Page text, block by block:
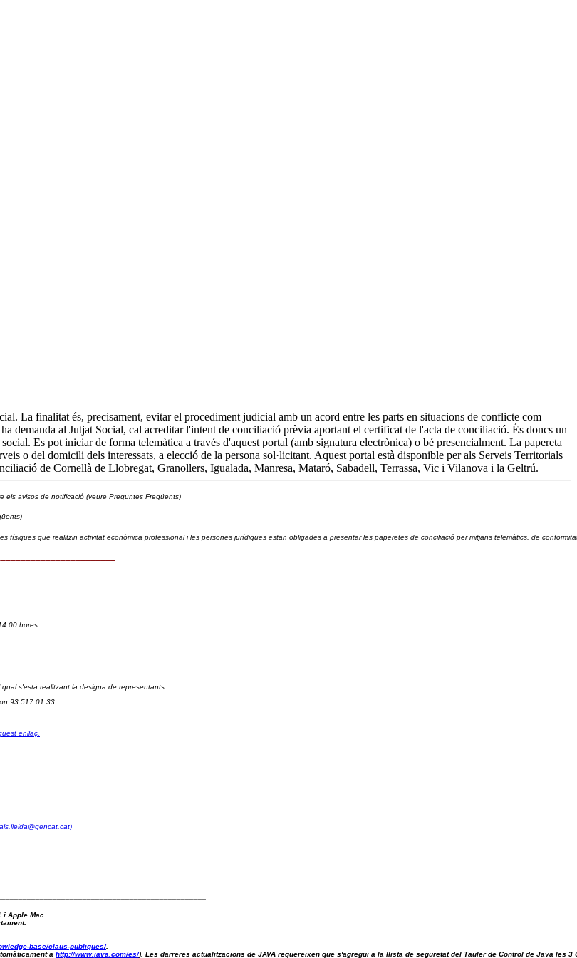
La finalitat és, precisament, evitar el procediment judicial amb un acord entre les parts en situacions de conflicte com
demanda al Jutjat Social, cal acreditar l'intent de conciliació prèvia aportant el certificat de l'acta de conciliació. És doncs un
Es pot iniciar de forma telemàtica a través d'aquest portal (amb signatura electrònica) o bé presencialment. La papereta
o del domicili dels interessats, a elecció de la persona sol·licitant. Aquest portal està disponible per als Serveis Territorials
de Cornellà de Llobregat, Granollers, Igualada, Manresa, Mataró, Sabadell, Terrassa, Vic i Vilanova i la Geltrú.
els avisos de notificació (veure Preguntes Freqüents)
físiques que realitzin activitat econòmica professional i les persones jurídiques estan obligades a presentar les paperetes de conciliació per mitjans telemàtics, de
hores.
s'està realitzant la designa de representants.
93 517 01 33.
enllaç.
)
i Apple Mac.
base/claus-publiques/.
a http://www.java.com/es/). Les darreres actualitzacions de JAVA requereixen que s'agregui a la llista de seguretat del Tauler de Control de Java les 3